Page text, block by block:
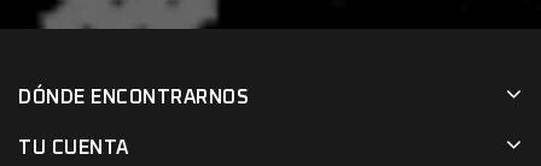
DÓNDE ENCONTRARNOS
TU CUENTA